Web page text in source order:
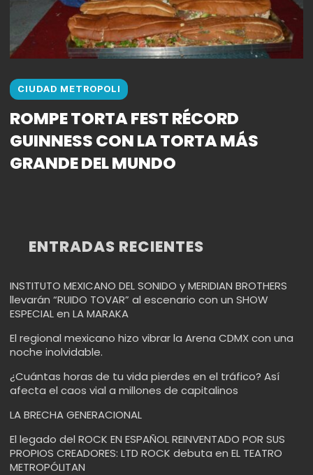
CIUDAD METROPOLI
ROMPE TORTA FEST RÉCORD
GUINNESS CON LA TORTA MÁS
GRANDE DEL MUNDO
ENTRADAS RECIENTES
INSTITUTO MEXICANO DEL SONIDO y MERIDIAN BROTHERS
llevarán “RUIDO TOVAR” al escenario con un SHOW
ESPECIAL en LA MARAKA
El regional mexicano hizo vibrar la Arena CDMX con una
noche inolvidable.
¿Cuántas horas de tu vida pierdes en el tráfico? Así
afecta el caos vial a millones de capitalinos
LA BRECHA GENERACIONAL
El legado del ROCK EN ESPAÑOL REINVENTADO POR SUS
PROPIOS CREADORES: LTD ROCK debuta en EL TEATRO
METROPÓLITAN